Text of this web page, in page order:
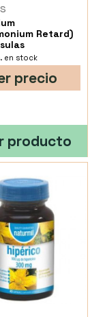
Retard)
en stock
precio
producto